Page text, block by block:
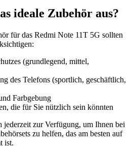
ideale Zubehör aus?
für das Redmi Note 11T 5G sollten
(grundlegend, mittel,
des Telefons (sportlich, geschäftlich,
Farbgebung
die für Sie nützlich sein könnten
jederzeit zur Verfügung, um Ihnen bei
zu helfen, das am besten auf
ist.